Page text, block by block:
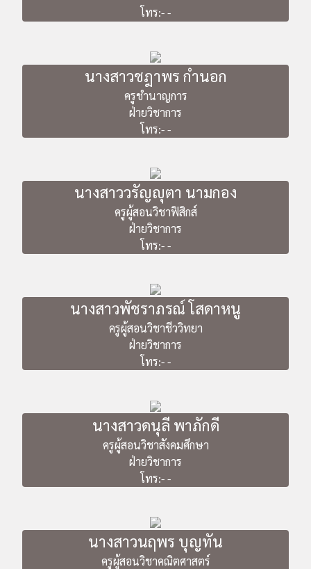
โทร:- -
นางสาวชฎาพร กำนอก
ครูชำนาญการ
ฝ่ายวิชาการ
โทร:- -
นางสาววรัญญุตา นามกอง
ครูผู้สอนวิชาฟิสิกส์
ฝ่ายวิชาการ
โทร:- -
นางสาวพัชราภรณ์ โสดาหนู
ครูผู้สอนวิชาชีววิทยา
ฝ่ายวิชาการ
โทร:- -
นางสาวดนุลี พาภักดี
ครูผู้สอนวิชาสังคมศึกษา
ฝ่ายวิชาการ
โทร:- -
นางสาวนฤพร บุญทัน
ครูผู้สอนวิชาคณิตศาสตร์